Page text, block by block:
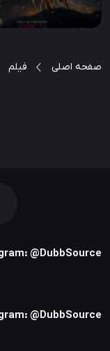
صفحه اصلی فیلم
@DubbSource
@DubbSource